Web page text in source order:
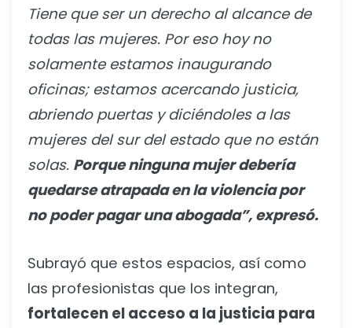
Tiene que ser un derecho al alcance de
todas las mujeres. Por eso hoy no
solamente estamos inaugurando
oficinas; estamos acercando justicia,
abriendo puertas y diciéndoles a las
mujeres del sur del estado que no están
solas. Porque ninguna mujer debería
quedarse atrapada en la violencia por
no poder pagar una abogada”, expresó.
Subrayó que estos espacios, así como
las profesionistas que los integran,
fortalecen el acceso a la justicia para